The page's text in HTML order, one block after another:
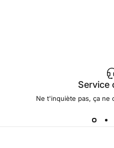
Service
Ne t'inquiète pas, ça ne